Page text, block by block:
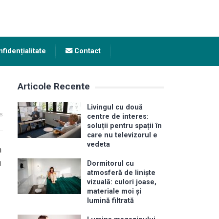
Contact
Articole Recente
Livingul cu două
centre de interes:
soluții pentru spații în
care nu televizorul e
vedeta
Dormitorul cu
atmosferă de liniște
vizuală: culori joase,
materiale moi și
lumină filtrată